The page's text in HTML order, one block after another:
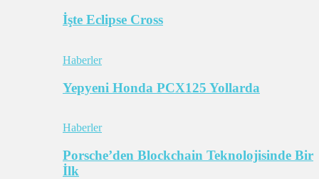
İşte Eclipse Cross
Haberler
Yepyeni Honda PCX125 Yollarda
Haberler
Porsche’den Blockchain Teknolojisinde Bir
İlk